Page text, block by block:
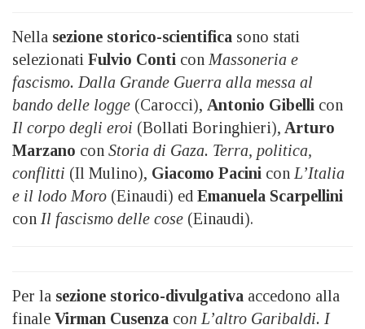
Nella sezione storico-scientifica sono stati
selezionati Fulvio Conti con Massoneria e
fascismo. Dalla Grande Guerra alla messa al
bando delle logge (Carocci), Antonio Gibelli con
Il corpo degli eroi (Bollati Boringhieri), Arturo
Marzano con Storia di Gaza. Terra, politica,
conflitti (Il Mulino), Giacomo Pacini con L’Italia
e il lodo Moro (Einaudi) ed Emanuela Scarpellini
con Il fascismo delle cose (Einaudi).
Per la sezione storico-divulgativa accedono alla
finale Virman Cusenza con L’altro Garibaldi. I